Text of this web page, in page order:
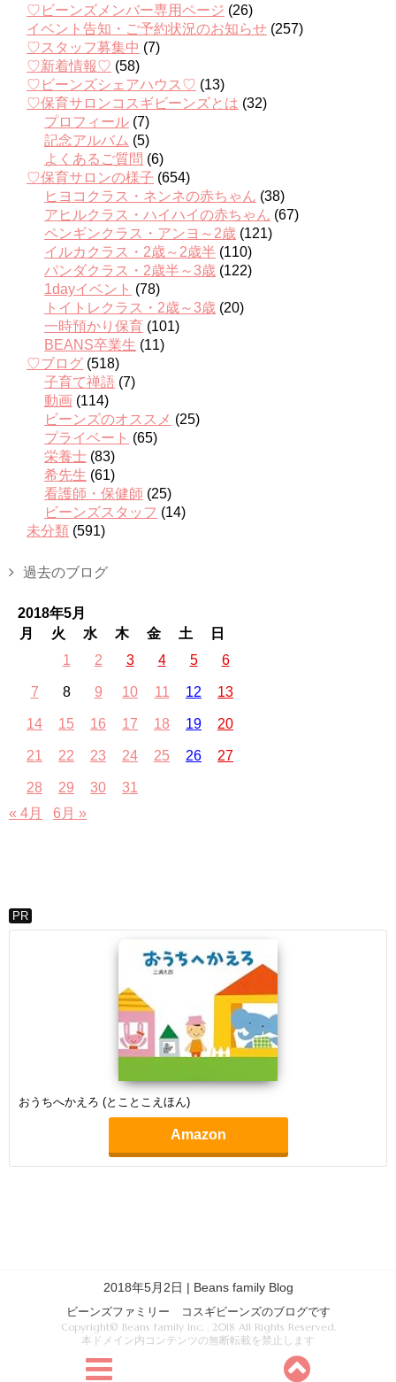
♡ビーンズメンバー専用ページ (26)
イベント告知・ご予約状況のお知らせ (257)
♡スタッフ募集中 (7)
♡新着情報♡ (58)
♡ビーンズシェアハウス♡ (13)
♡保育サロンコスギビーンズとは (32)
プロフィール (7)
記念アルバム (5)
よくあるご質問 (6)
♡保育サロンの様子 (654)
ヒヨコクラス・ネンネの赤ちゃん (38)
アヒルクラス・ハイハイの赤ちゃん (67)
ペンギンクラス・アンヨ～2歳 (121)
イルカクラス・2歳～2歳半 (110)
パンダクラス・2歳半～3歳 (122)
1dayイベント (78)
トイトレクラス・2歳～3歳 (20)
一時預かり保育 (101)
BEANS卒業生 (11)
♡ブログ (518)
子育て禅語 (7)
動画 (114)
ビーンズのオススメ (25)
プライベート (65)
栄養士 (83)
希先生 (61)
看護師・保健師 (25)
ビーンズスタッフ (14)
未分類 (591)
過去のブログ
2018年5月
月
火 水 木 金 土
日
1
2 3 4 5 6
7 8 9 10 11 12 13
14 15 16 17 18 19 20
21 22 23 24 25 26 27
28 29 30
31
« 4月
6月 »
PR
おうちへかえろ (とことこえほん)
Amazon
2018年5月2日 | Beans family Blog
ビーンズファミリー コスギビーンズのブログです
Copyright© Beans family Inc. , 2018 All Rights Reserved.
本ドメイン内コンテンツの無断転載を禁止します